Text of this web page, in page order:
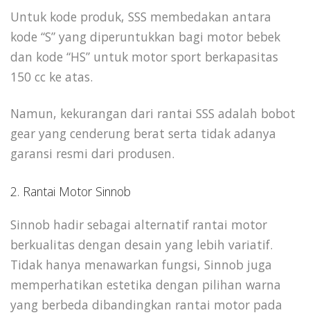
Untuk kode produk, SSS membedakan antara
kode “S” yang diperuntukkan bagi motor bebek
dan kode “HS” untuk motor sport berkapasitas
150 cc ke atas.
Namun, kekurangan dari rantai SSS adalah bobot
gear yang cenderung berat serta tidak adanya
garansi resmi dari produsen.
2. Rantai Motor Sinnob
Sinnob hadir sebagai alternatif rantai motor
berkualitas dengan desain yang lebih variatif.
Tidak hanya menawarkan fungsi, Sinnob juga
memperhatikan estetika dengan pilihan warna
yang berbeda dibandingkan rantai motor pada